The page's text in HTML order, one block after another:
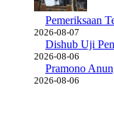
Pemeriksaan
2026-08-07
Dishub Uji
2026-08-06
Pramono
2026-08-06